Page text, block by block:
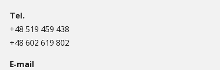
Tel.
+48 519 459 438
+48 602 619 802
E-mail